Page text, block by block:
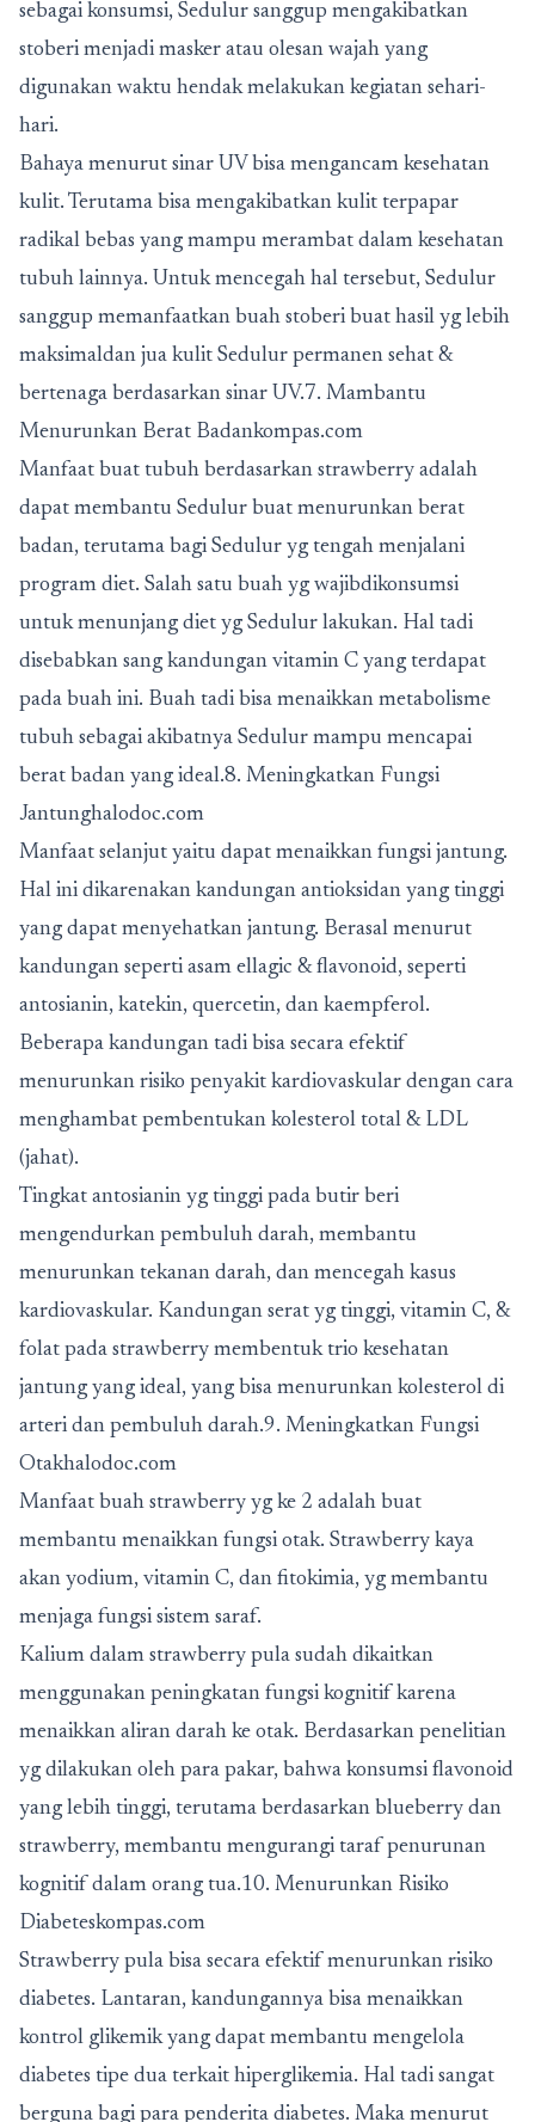
sebagai konsumsi, Sedulur sanggup mengakibatkan
stoberi menjadi masker atau olesan wajah yang
digunakan waktu hendak melakukan kegiatan sehari-
hari.
Bahaya menurut sinar UV bisa mengancam kesehatan
kulit. Terutama bisa mengakibatkan kulit terpapar
radikal bebas yang mampu merambat dalam kesehatan
tubuh lainnya. Untuk mencegah hal tersebut, Sedulur
sanggup memanfaatkan buah stoberi buat hasil yg lebih
maksimaldan jua kulit Sedulur permanen sehat &
bertenaga berdasarkan sinar UV.7. Mambantu
Menurunkan Berat Badankompas.com
Manfaat buat tubuh berdasarkan strawberry adalah
dapat membantu Sedulur buat menurunkan berat
badan, terutama bagi Sedulur yg tengah menjalani
program diet. Salah satu buah yg wajibdikonsumsi
untuk menunjang diet yg Sedulur lakukan. Hal tadi
disebabkan sang kandungan vitamin C yang terdapat
pada buah ini. Buah tadi bisa menaikkan metabolisme
tubuh sebagai akibatnya Sedulur mampu mencapai
berat badan yang ideal.8. Meningkatkan Fungsi
Jantunghalodoc.com
Manfaat selanjut yaitu dapat menaikkan fungsi jantung.
Hal ini dikarenakan kandungan antioksidan yang tinggi
yang dapat menyehatkan jantung. Berasal menurut
kandungan seperti asam ellagic & flavonoid, seperti
antosianin, katekin, quercetin, dan kaempferol.
Beberapa kandungan tadi bisa secara efektif
menurunkan risiko penyakit kardiovaskular dengan cara
menghambat pembentukan kolesterol total & LDL
(jahat).
Tingkat antosianin yg tinggi pada butir beri
mengendurkan pembuluh darah, membantu
menurunkan tekanan darah, dan mencegah kasus
kardiovaskular. Kandungan serat yg tinggi, vitamin C, &
folat pada strawberry membentuk trio kesehatan
jantung yang ideal, yang bisa menurunkan kolesterol di
arteri dan pembuluh darah.9. Meningkatkan Fungsi
Otakhalodoc.com
Manfaat buah strawberry yg ke 2 adalah buat
membantu menaikkan fungsi otak. Strawberry kaya
akan yodium, vitamin C, dan fitokimia, yg membantu
menjaga fungsi sistem saraf.
Kalium dalam strawberry pula sudah dikaitkan
menggunakan peningkatan fungsi kognitif karena
menaikkan aliran darah ke otak. Berdasarkan penelitian
yg dilakukan oleh para pakar, bahwa konsumsi flavonoid
yang lebih tinggi, terutama berdasarkan blueberry dan
strawberry, membantu mengurangi taraf penurunan
kognitif dalam orang tua.10. Menurunkan Risiko
Diabeteskompas.com
Strawberry pula bisa secara efektif menurunkan risiko
diabetes. Lantaran, kandungannya bisa menaikkan
kontrol glikemik yang dapat membantu mengelola
diabetes tipe dua terkait hiperglikemia. Hal tadi sangat
berguna bagi para penderita diabetes. Maka menurut